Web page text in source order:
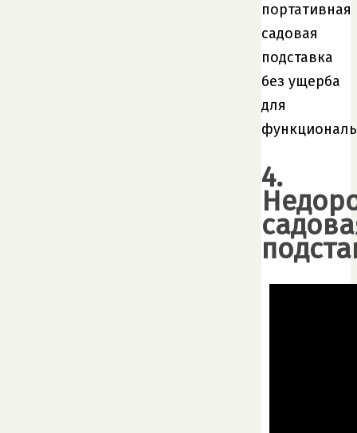
портативная
садовая
подставка
без ущерба
для
4.